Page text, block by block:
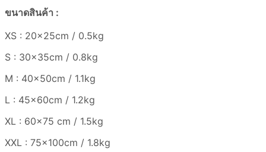
ขนาดสินค้า :
XS : 20x25cm / 0.5kg
S : 30x35cm / 0.8kg
M : 40x50cm / 1.1kg
L : 45x60cm / 1.2kg
XL : 60×75 cm / 1.5kg
XXL : 75x100cm / 1.8kg